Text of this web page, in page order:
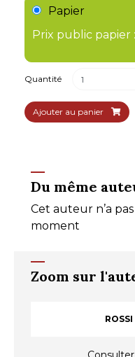
Papier
Prix public papier
Quantité
Ajouter au panier
Du même
Cet auteur n’a
moment
Zoom sur